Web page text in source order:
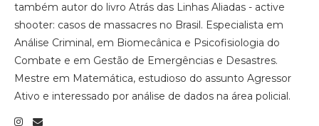
também autor do livro Atrás das Linhas Aliadas - active
shooter: casos de massacres no Brasil. Especialista em
Análise Criminal, em Biomecânica e Psicofisiologia do
Combate e em Gestão de Emergências e Desastres.
Mestre em Matemática, estudioso do assunto Agressor
Ativo e interessado por análise de dados na área policial.